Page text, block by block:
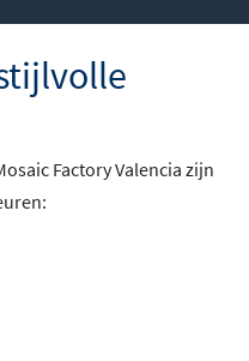
Factory Valencia zijn